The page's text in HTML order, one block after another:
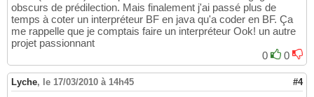
obscurs de prédilection. Mais finalement j'ai passé plus de
temps à coter un interpréteur BF en java qu'a coder en BF. Ça
me rappelle que je comptais faire un interpréteur Ook! un autre
projet passionnant
0
0
Lyche, le 17/03/2010 à 14h45 #4